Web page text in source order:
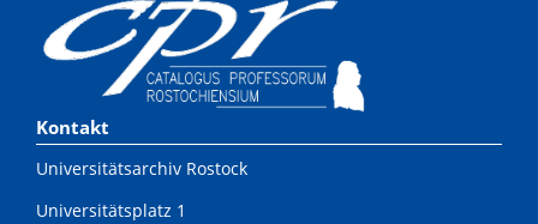
Kontakt
Universitätsarchiv Rostock
Universitätsplatz 1